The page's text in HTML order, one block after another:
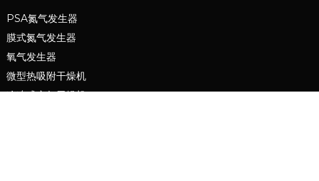
PSA氮气发生器
膜式氮气发生器
氧气发生器
微型热吸附干燥机
冷冻式空气干燥机